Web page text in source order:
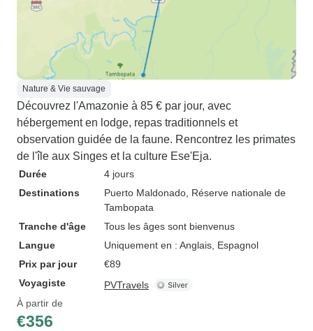
Nature & Vie sauvage
Découvrez l'Amazonie à 85 € par jour, avec
hébergement en lodge, repas traditionnels et
observation guidée de la faune. Rencontrez les primates
de l'île aux Singes et la culture Ese'Eja.
Durée
4 jours
Destinations
Puerto Maldonado , Réserve nationale de
Tambopata
Tranche d'âge
Tous les âges sont bienvenus
Langue
Uniquement en : Anglais, Espagnol
Prix par jour
€89
Voyagiste
PVTravels
À partir de
€356